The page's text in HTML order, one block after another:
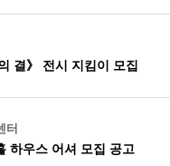
결》 전시 지킴이 모집
터
하우스 어셔 모집 공고